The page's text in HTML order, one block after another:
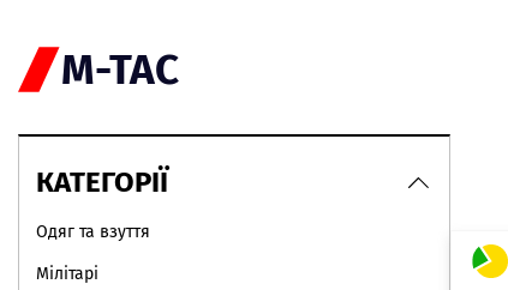
M-TAC
КАТЕГОРІЇ
Одяг та взуття
Мілітарі